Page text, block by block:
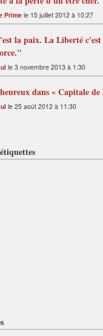
Prime le 15 juillet 2012 à 10:27
la paix. La Liberté c'est
le 3 novembre 2013 à 1:30
dans « Capitale
le 25 août 2012 à 11:30